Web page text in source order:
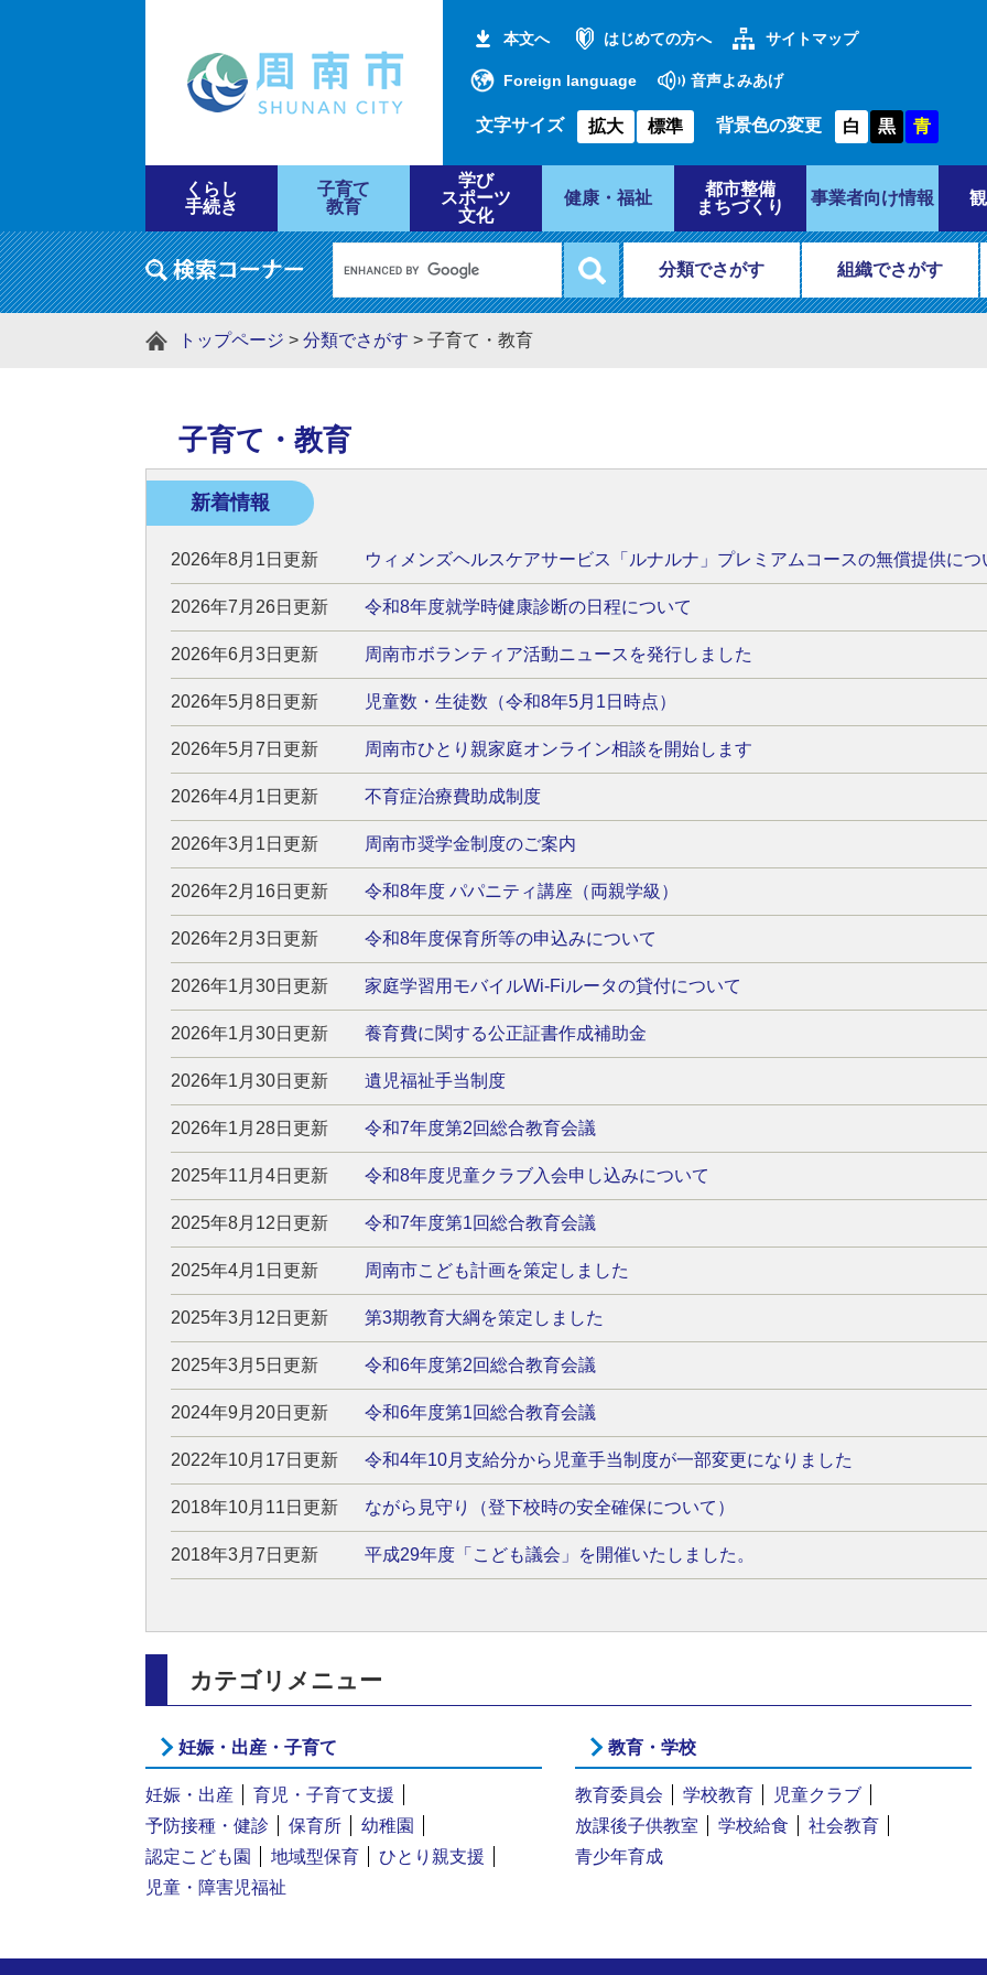
本文へ はじめての方へ サイトマップ
Foreign language 音声よみあげ
文字サイズ 拡大 標準 背景色の変更 白 黒 青
くらし
手続き
子育て
教育
学び
スポーツ
文化
健康・福祉
都市整備
まちづくり
事業者向け情報
分類でさがす 組織でさがす
トップページ > 分類でさがす > 子育て・教育
子育て・教育
新着情報
2026年8月1日更新 ウィメンズヘルスケアサービス「ルナルナ」プレミアムコースの無償提供につ
2026年7月26日更新 令和8年度就学時健康診断の日程について
2026年6月3日更新 周南市ボランティア活動ニュースを発行しました
2026年5月8日更新 児童数・生徒数（令和8年5月1日時点）
2026年5月7日更新 周南市ひとり親家庭オンライン相談を開始します
2026年4月1日更新 不育症治療費助成制度
2026年3月1日更新 周南市奨学金制度のご案内
2026年2月16日更新 令和8年度 パパニティ講座（両親学級）
2026年2月3日更新 令和8年度保育所等の申込みについて
2026年1月30日更新 家庭学習用モバイルWi-Fiルータの貸付について
2026年1月30日更新 養育費に関する公正証書作成補助金
2026年1月30日更新 遺児福祉手当制度
2026年1月28日更新 令和7年度第2回総合教育会議
2025年11月4日更新 令和8年度児童クラブ入会申し込みについて
2025年8月12日更新 令和7年度第1回総合教育会議
2025年4月1日更新 周南市こども計画を策定しました
2025年3月12日更新 第3期教育大綱を策定しました
2025年3月5日更新 令和6年度第2回総合教育会議
2024年9月20日更新 令和6年度第1回総合教育会議
2022年10月17日更新 令和4年10月支給分から児童手当制度が一部変更になりました
2018年10月11日更新 ながら見守り（登下校時の安全確保について）
2018年3月7日更新 平成29年度「こども議会」を開催いたしました。
カテゴリメニュー
妊娠・出産・子育て
妊娠・出産
育児・子育て支援
予防接種・健診
保育所
幼稚園
認定こども園
地域型保育
ひとり親支援
児童・障害児福祉
教育・学校
教育委員会 学校教育
児童クラブ
放課後子供教室
学校給食
社会教育
青少年育成